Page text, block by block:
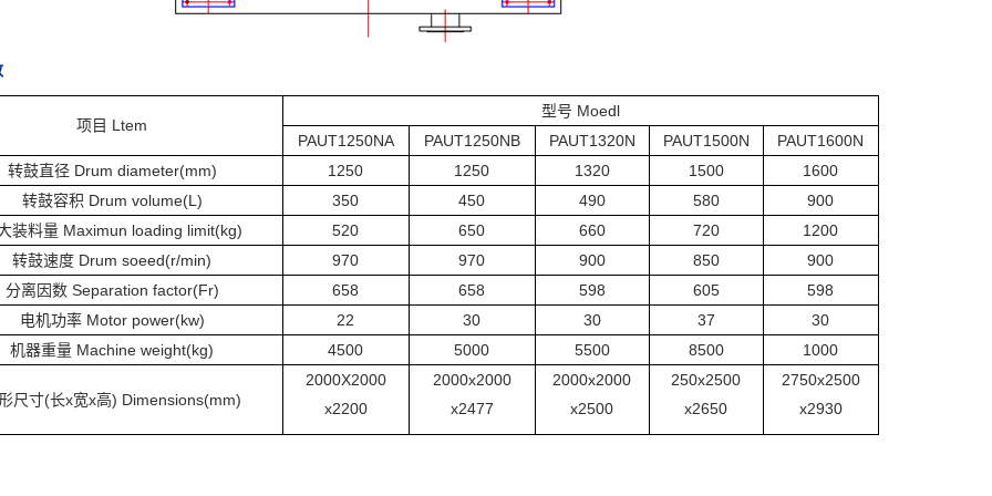
项目 Ltem
型号 Moedl
PAUT1250NA
PAUT1250NB PAUT1320N PAUT1500N
PAUT1600N
转鼓直径 Drum diameter(mm)
1250 1250 1320 1500
1600
转鼓容积 Drum volume(L)
350 450 490 580
900
装料量 Maximun loading limit(kg)
520 650 660 720
1200
转鼓速度 Drum soeed(r/min)
970 970 900 850
900
分离因数 Separation factor(Fr)
658 658 598 605
598
电机功率 Motor power(kw)
22 30 30 37
30
机器重量 Machine weight(kg)
4500 5000 5500 8500 1000
尺寸(长x宽x高) Dimensions(mm)
2000X2000
x2200
2000x2000
x2477
2000x2000
x2500
250x2500
x2650
2750x2500
x2930